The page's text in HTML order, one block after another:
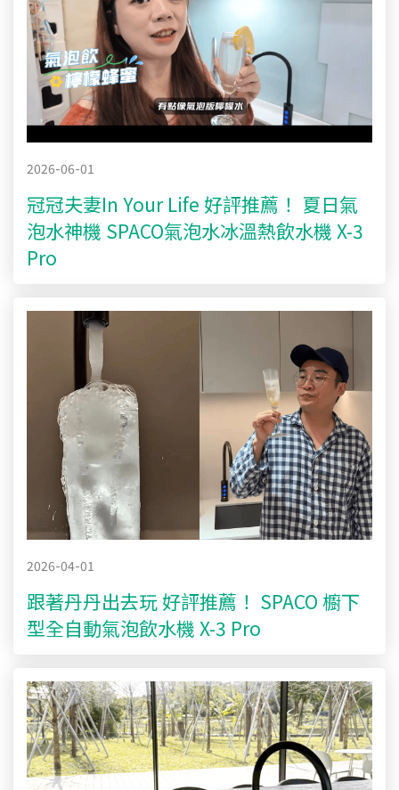
2026-06-01
冠冠夫妻In Your Life 好評推薦！ 夏日氣
泡水神機 SPACO氣泡水冰溫熱飲水機 X-3
Pro
2026-04-01
跟著丹丹出去玩 好評推薦！ SPACO 櫥下
型全自動氣泡飲水機 X-3 Pro